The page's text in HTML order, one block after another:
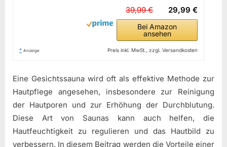
29,99 €
39,99 €
Bei Amazon
ansehen
* Anzeige Preis inkl. MwSt., zzgl. Versandkosten
Eine Gesichtssauna wird oft als effektive Methode zur
Hautpflege angesehen, insbesondere zur Reinigung
der Hautporen und zur Erhöhung der Durchblutung.
Diese Art von Saunas kann auch helfen, die
Hautfeuchtigkeit zu regulieren und das Hautbild zu
verbessern. In diesem Beitrag werden die Vorteile einer